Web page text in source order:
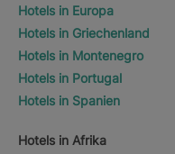
Hotels in Europa
Hotels in Griechenland
Hotels in Montenegro
Hotels in Portugal
Hotels in Spanien
Hotels in Afrika